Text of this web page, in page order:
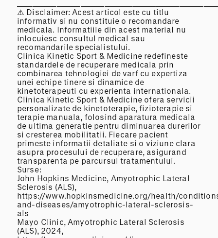
⚠️ Disclaimer: Acest articol este cu titlu
informativ si nu constituie o recomandare
medicala. Informatiile din acest material nu
inlocuiesc consultul medical sau
recomandarile specialistului.
Clinica Kinetic Sport & Medicine redefineste
standardele de recuperare medicala prin
combinarea tehnologiei de varf cu expertiza
unei echipe tinere si dinamice de
kinetoterapeuti cu experienta internationala.
Clinica Kinetic Sport & Medicine ofera servicii
personalizate de kinetoterapie, fizioterapie si
terapie manuala, folosind aparatura medicala
de ultima generatie pentru diminuarea durerilor
si cresterea mobilitatii. Fiecare pacient
primeste informatii detaliate si o viziune clara
asupra procesului de recuperare, asigurand
transparenta pe parcursul tratamentului.
Surse:
John Hopkins Medicine, Amyotrophic Lateral
Sclerosis (ALS),
https://www.hopkinsmedicine.org/health/
and-diseases/amyotrophic-lateral-sclerosis-
als
Mayo Clinic, Amyotrophic Lateral Sclerosis
(ALS), 2024,